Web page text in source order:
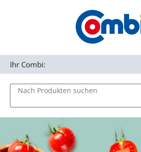
Zur Navigation springen
Nach Produkten suchen
Ihr Combi: